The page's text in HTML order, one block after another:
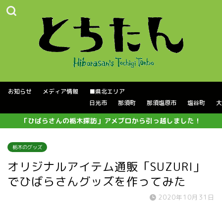
お知らせ メディア情報
■県北エリア
日光市
那須町 那須塩原市 塩谷町
「ひばらさんの栃木探訪」アメブロから引っ越しました！
栃木のグッズ
オリジナルアイテム通販「SUZURI」
でひばらさんグッズを作ってみた
2020年10月31日